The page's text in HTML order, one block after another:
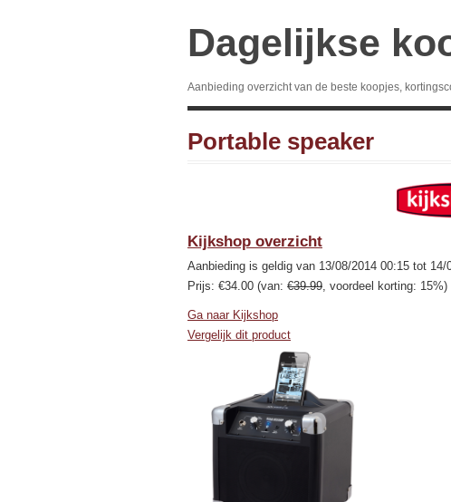
Dagelijkse
Aanbieding overzicht van de beste koopjes,
Portable speaker
Kijkshop overzicht
Aanbieding is geldig van 13/08/2014 00:15 tot 14/
Prijs: €34.00 (van: €39.99, voordeel korting: 15%)
Ga naar Kijkshop
Vergelijk dit product